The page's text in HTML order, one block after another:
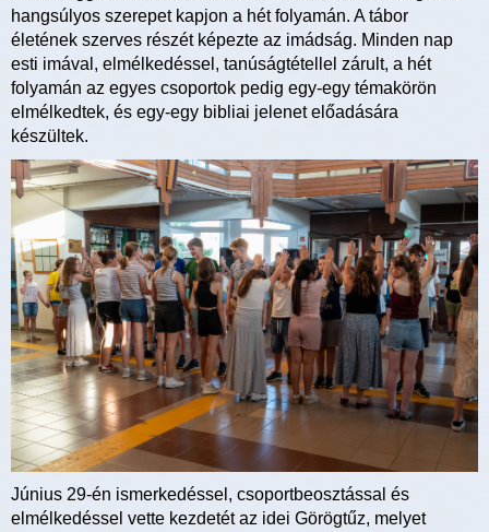
hangsúlyos szerepet kapjon a hét folyamán. A tábor
életének szerves részét képezte az imádság. Minden nap
esti imával, elmélkedéssel, tanúságtétellel zárult, a hét
folyamán az egyes csoportok pedig egy-egy témakörön
elmélkedtek, és egy-egy bibliai jelenet előadására
készültek.
Június 29-én ismerkedéssel, csoportbeosztással és
elmélkedéssel vette kezdetét az idei Görögtűz, melyet